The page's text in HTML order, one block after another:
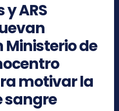
ARS
Ministerio de
motivar la
sangre